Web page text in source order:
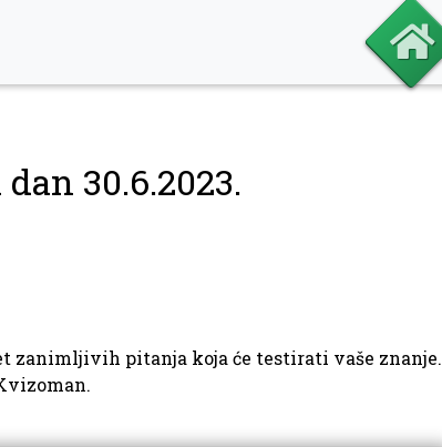
30.6.2023.
zanimljivih pitanja koja će testirati vaše znanje.